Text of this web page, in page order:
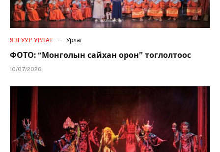
ЯЗГУУР УРЛАГ Урлаг
ФОТО: “Монголын сайхан орон” тоглолтоос
10/07/2026